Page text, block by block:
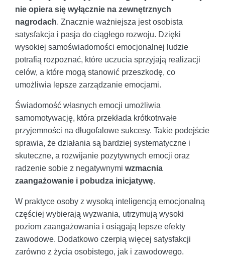
nie opiera się wyłącznie na zewnętrznych
nagrodach. Znacznie ważniejsza jest osobista
satysfakcja i pasja do ciągłego rozwoju. Dzięki
wysokiej samoświadomości emocjonalnej ludzie
potrafią rozpoznać, które uczucia sprzyjają realizacji
celów, a które mogą stanowić przeszkodę, co
umożliwia lepsze zarządzanie emocjami.
Świadomość własnych emocji umożliwia
samomotywację, która przekłada krótkotrwałe
przyjemności na długofalowe sukcesy. Takie podejście
sprawia, że działania są bardziej systematyczne i
skuteczne, a rozwijanie pozytywnych emocji oraz
radzenie sobie z negatywnymi wzmacnia
zaangażowanie i pobudza inicjatywę.
W praktyce osoby z wysoką inteligencją emocjonalną
częściej wybierają wyzwania, utrzymują wysoki
poziom zaangażowania i osiągają lepsze efekty
zawodowe. Dodatkowo czerpią więcej satysfakcji
zarówno z życia osobistego, jak i zawodowego.